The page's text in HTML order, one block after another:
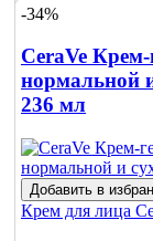
-34%
CeraVe
нормальной
236 мл
Добавить в
Крем для лица